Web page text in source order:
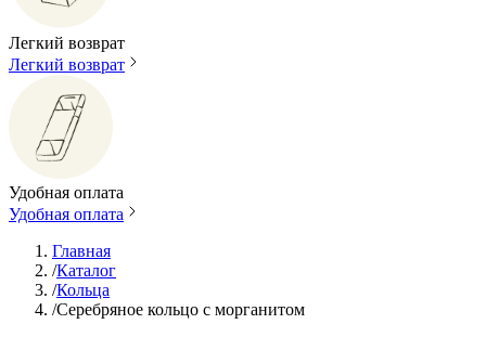
Легкий возврат
Легкий возврат
Удобная оплата
Удобная оплата
Главная
/Каталог
/Кольца
/Серебряное кольцо с морганитом